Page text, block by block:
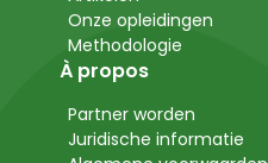
Onze opleidingen
Methodologie
À propos
Partner worden
Juridische informatie